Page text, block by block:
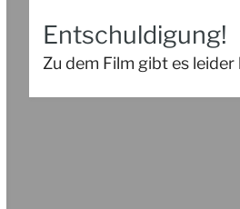
Entschuldigung!
Zu dem Film gibt es